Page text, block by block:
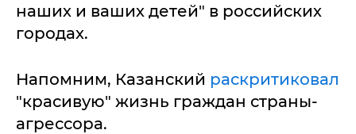
наших и ваших детей" в российских
городах.
Напомним, Казанский раскритиковал
"красивую" жизнь граждан страны-
агрессора.